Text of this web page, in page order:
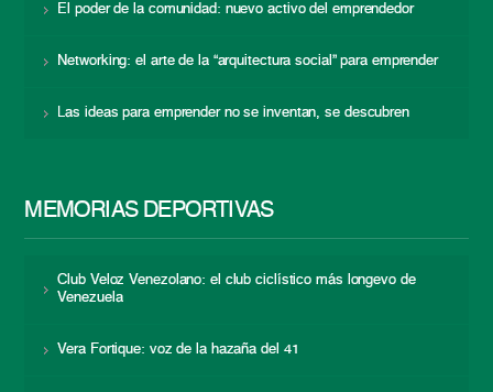
El poder de la comunidad: nuevo activo del emprendedor
Networking: el arte de la “arquitectura social” para emprender
Las ideas para emprender no se inventan, se descubren
MEMORIAS DEPORTIVAS
Club Veloz Venezolano: el club ciclístico más longevo de
Venezuela
Vera Fortique: voz de la hazaña del 41